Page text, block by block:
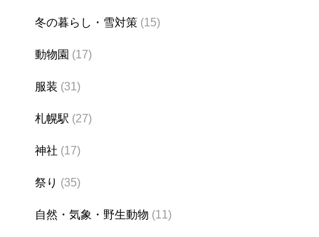
冬の暮らし・雪対策 (15)
動物園 (17)
服装 (31)
札幌駅 (27)
神社 (17)
祭り (35)
自然・気象・野生動物 (11)